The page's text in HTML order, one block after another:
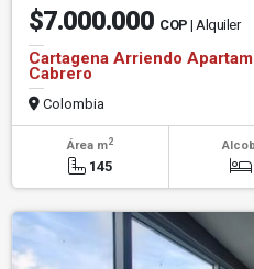
$7.000.000 COP | Alquiler
Cartagena Arriendo
Cabrero
Colombia
Área m2
145